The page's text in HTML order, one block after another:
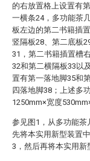
的右放置格上设置有
一横条24，多功能茶
板左边的第二书籍插
竖隔板28、第二底板
31，第二书籍插置槽
32和第二横隔板33以
置有第一落地脚35和
四落地脚38；上述多
1250mm×宽度
参见图1，从多功能
先将本实用新型装置
3，然后再将本实用新